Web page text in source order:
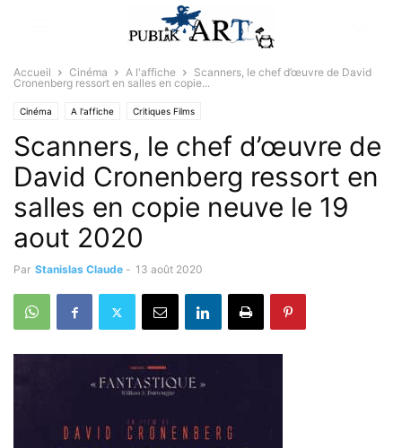
Accueil Cinéma A l'affiche
Scanners, le chef d’œuvre de David
Cronenberg ressort en salles en copie...
Cinéma A l'affiche Critiques Films
Scanners, le chef d’œuvre de
David Cronenberg ressort en
salles en copie neuve le 19
aout 2020
Par Stanislas Claude - 13 août 2020